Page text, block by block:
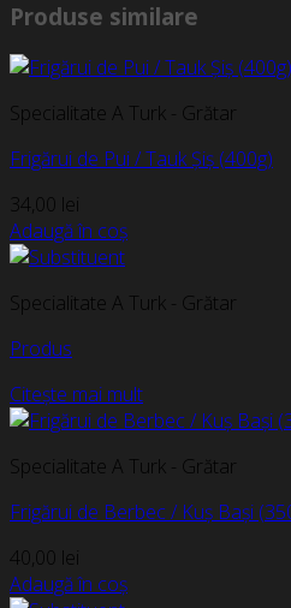
Produse similare
Specialitate A Turk - Grătar
Frigărui de Pui / Tauk Șiș (400g)
34,00 lei
Adaugă în coș
Specialitate A Turk - Grătar
Produs
Citește mai mult
Specialitate A Turk - Grătar
Frigărui de Berbec / Kuș Bași
40,00 lei
Adaugă în coș